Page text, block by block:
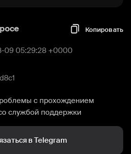
Копировать
09 05:29:28 +0000
с прохождением
службой поддержки
в Telegram